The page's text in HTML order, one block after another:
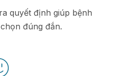
quyết định giúp bệnh
đúng đắn.